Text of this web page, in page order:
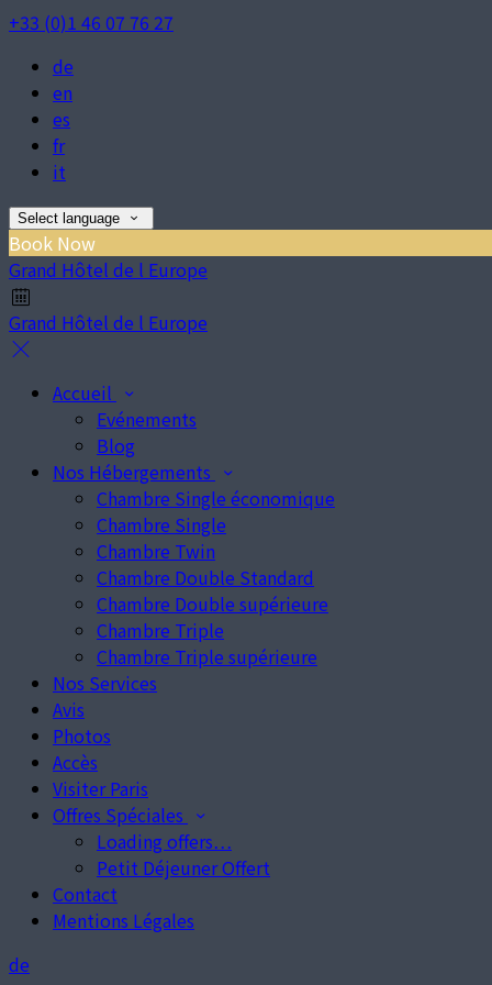
+33 (0)1 46 07 76 27
de
en
es
fr
it
Select language
Book Now
Grand Hôtel de l Europe
Grand Hôtel de l Europe
Accueil
Evénements
Blog
Nos Hébergements
Chambre Single économique
Chambre Single
Chambre Twin
Chambre Double Standard
Chambre Double supérieure
Chambre Triple
Chambre Triple supérieure
Nos Services
Avis
Photos
Accès
Visiter Paris
Offres Spéciales
Loading offers…
Petit Déjeuner Offert
Contact
Mentions Légales
de